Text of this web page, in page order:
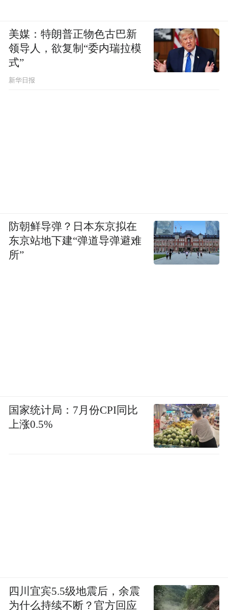
美媒：特朗普正物色古巴新
领导人，欲复制“委内瑞拉模
式”
新华日报
防朝鲜导弹？日本东京拟在
东京站地下建“弹道导弹避难
所”
国家统计局：7月份CPI同比
上涨0.5%
四川宜宾5.5级地震后，余震
为什么持续不断？官方回应